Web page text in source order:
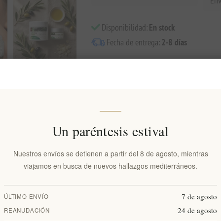
Disponibilidad:En stock
Fecha de entrega:2-8 días
combina la sabiduría ancestral de la botánica griega con la ciencia
suave crema proporciona una hidratación esencial a la vez que
conocido por sus propiedades antibacterianas y protectoras.
Un paréntesis estival
Nuestros envíos se detienen a partir del 8 de agosto, mientras
viajamos en busca de nuevos hallazgos mediterráneos.
ÚLTIMO ENVÍO 7 de agosto
REANUDACIÓN 24 de agosto